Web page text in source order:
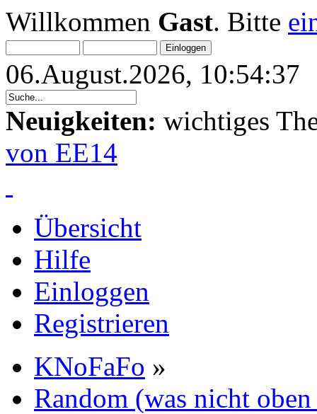
Willkommen Gast. Bitte
06.August.2026, 10:54:37
Neuigkeiten: wichtiges
von EE14
Übersicht
Hilfe
Einloggen
Registrieren
KNoFaFo »
Random (was nicht